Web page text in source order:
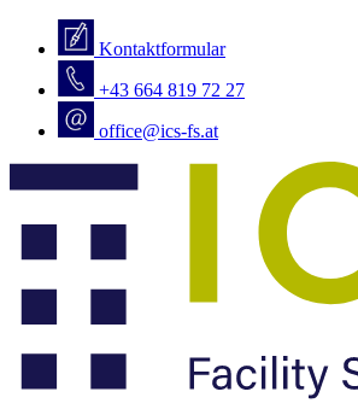
Kontaktformular
+43 664 819 72 27
office@ics-fs.at